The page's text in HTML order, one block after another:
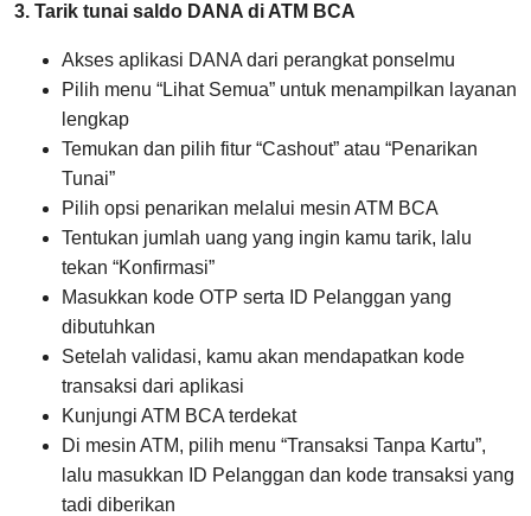
3. Tarik tunai saldo DANA di ATM BCA
Akses aplikasi DANA dari perangkat ponselmu
Pilih menu “Lihat Semua” untuk menampilkan layanan
lengkap
Temukan dan pilih fitur “Cashout” atau “Penarikan
Tunai”
Pilih opsi penarikan melalui mesin ATM BCA
Tentukan jumlah uang yang ingin kamu tarik, lalu
tekan “Konfirmasi”
Masukkan kode OTP serta ID Pelanggan yang
dibutuhkan
Setelah validasi, kamu akan mendapatkan kode
transaksi dari aplikasi
Kunjungi ATM BCA terdekat
Di mesin ATM, pilih menu “Transaksi Tanpa Kartu”,
lalu masukkan ID Pelanggan dan kode transaksi yang
tadi diberikan